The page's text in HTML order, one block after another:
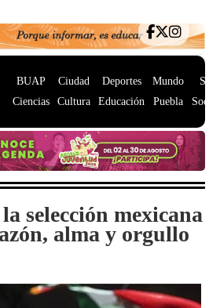
BUAP
Ciencias
Ciudad
Cultura
Deportes
Educación
Mundo
Puebla
selección mexicana
alma y orgullo